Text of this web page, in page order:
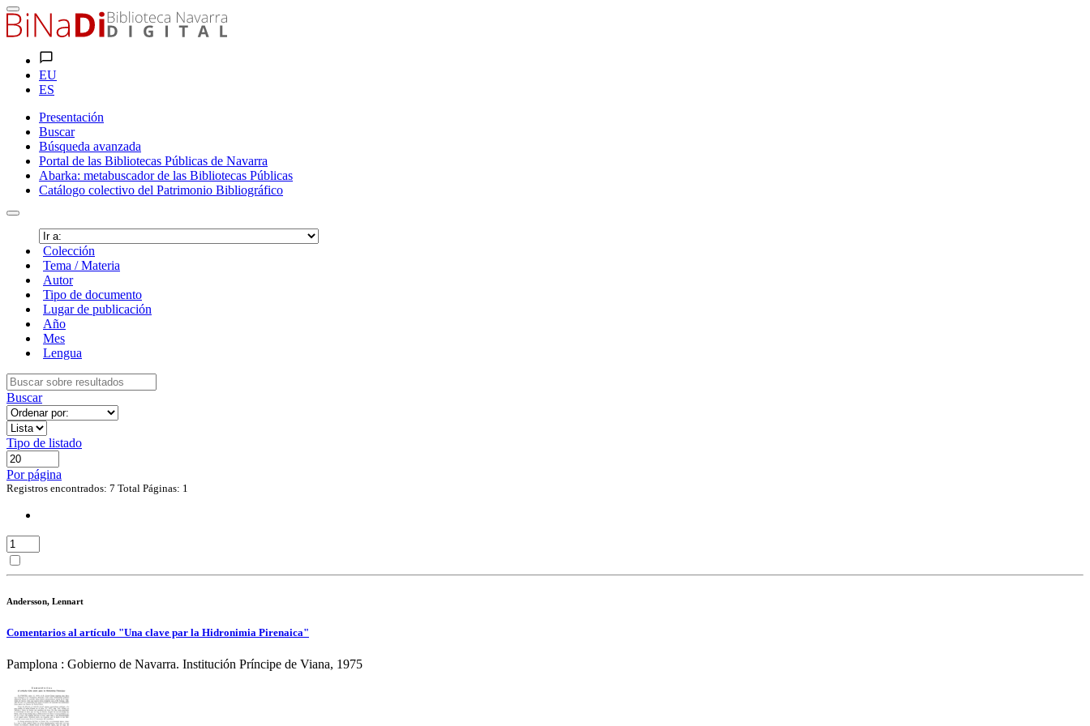
EU
ES
Presentación
Buscar
Búsqueda avanzada
Portal de las Bibliotecas Públicas de Navarra
Abarka: metabuscador de las Bibliotecas Públicas
Catálogo colectivo del Patrimonio Bibliográfico
Colección
Tema / Materia
Autor
Tipo de documento
Lugar de publicación
Año
Mes
Lengua
Buscar
Tipo de listado
Por página
Registros encontrados: 7 Total Páginas: 1
Andersson, Lennart
Comentarios al artículo "Una clave par la Hidronimia Pirenaica"
Pamplona : Gobierno de Navarra. Institución Príncipe de Viana, 1975